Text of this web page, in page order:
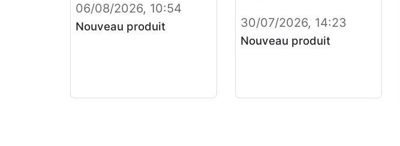
06/08/2026, 10:54
Nouveau produit 30/07/2026, 14:23
Nouveau produit